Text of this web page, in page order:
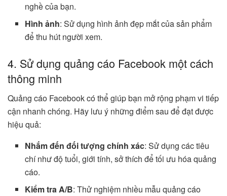
nghề của bạn.
Hình ảnh: Sử dụng hình ảnh đẹp mắt của sản phẩm
để thu hút người xem.
4. Sử dụng quảng cáo Facebook một cách
thông minh
Quảng cáo Facebook có thể giúp bạn mở rộng phạm vi tiếp
cận nhanh chóng. Hãy lưu ý những điểm sau để đạt được
hiệu quả:
Nhắm đến đối tượng chính xác: Sử dụng các tiêu
chí như độ tuổi, giới tính, sở thích để tối ưu hóa quảng
cáo.
Kiểm tra A/B: Thử nghiệm nhiều mẫu quảng cáo